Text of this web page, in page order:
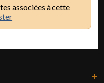
associées à cette
+